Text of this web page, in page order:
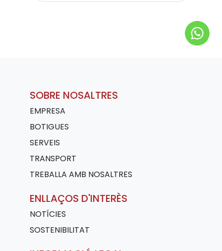
SOBRE NOSALTRES
EMPRESA
BOTIGUES
SERVEIS
TRANSPORT
TREBALLA AMB NOSALTRES
ENLLAÇOS D'INTERÈS
NOTÍCIES
SOSTENIBILITAT